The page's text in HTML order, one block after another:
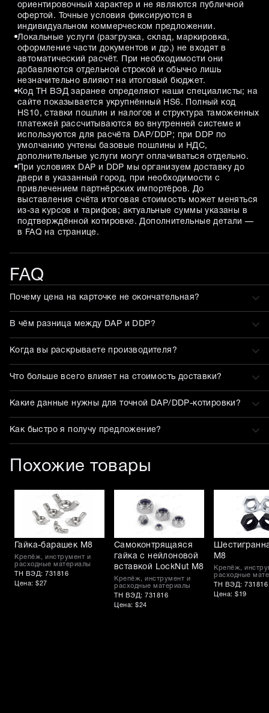
ориентировочный характер и не являются публичной
офертой. Точные условия фиксируются в
индивидуальном коммерческом предложении.
Локальные услуги (разгрузка, склад, маркировка,
оформление части документов и др.) не входят в
автоматический расчёт. При необходимости они
добавляются отдельной строкой и обычно лишь
незначительно влияют на итоговый бюджет.
Код ТН ВЭД заранее определяют наши специалисты; на
сайте показывается укрупнённый HS6. Полный код
HS10, ставки пошлин и налогов и структура таможенных
платежей рассчитываются во внутренней системе и
используются для расчёта DAP/DDP; при DDP по
умолчанию учтены базовые пошлины и НДС,
дополнительные услуги могут оплачиваться отдельно.
При условиях DAP и DDP мы организуем доставку до
двери в указанный город, при необходимости с
привлечением партнёрских импортёров. До
выставления счёта итоговая стоимость может меняться
из-за курсов и тарифов; актуальные суммы указаны в
подтверждённой котировке. Дополнительные детали —
в FAQ на странице.
FAQ
Почему цена на карточке не окончательная?
В чём разница между DAP и DDP?
Когда вы раскрываете производителя?
Что больше всего влияет на стоимость доставки?
Какие данные нужны для точной DAP/DDP-котировки?
Как быстро я получу предложение?
Похожие товары
Гайка-барашек M8
Крепёж, инструмент и
расходные материалы
ТН ВЭД: 731816
Цена: $27
Самоконтрящаяся
гайка с нейлоновой
вставкой LockNut M8
Крепёж, инструмент и
расходные материалы
ТН ВЭД: 731816
Цена: $24
M8
Крепёж,
расходные
ТН ВЭД: 731816
Цена: $19